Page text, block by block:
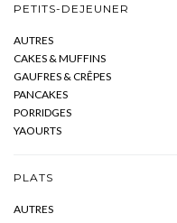
PETITS-DEJEUNER
AUTRES
CAKES & MUFFINS
GAUFRES & CRÊPES
PANCAKES
PORRIDGES
YAOURTS
PLATS
AUTRES